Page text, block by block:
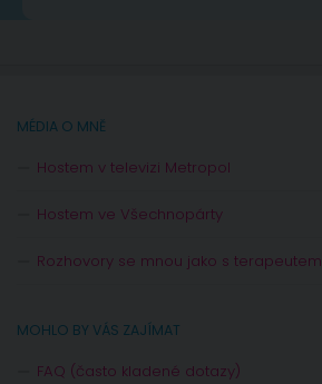
MÉDIA O MNĚ
Hostem v televizi Metropol
Hostem ve Všechnopárty
Rozhovory se mnou jako s terapeutem
MOHLO BY VÁS ZAJÍMAT
FAQ (často kladené dotazy)